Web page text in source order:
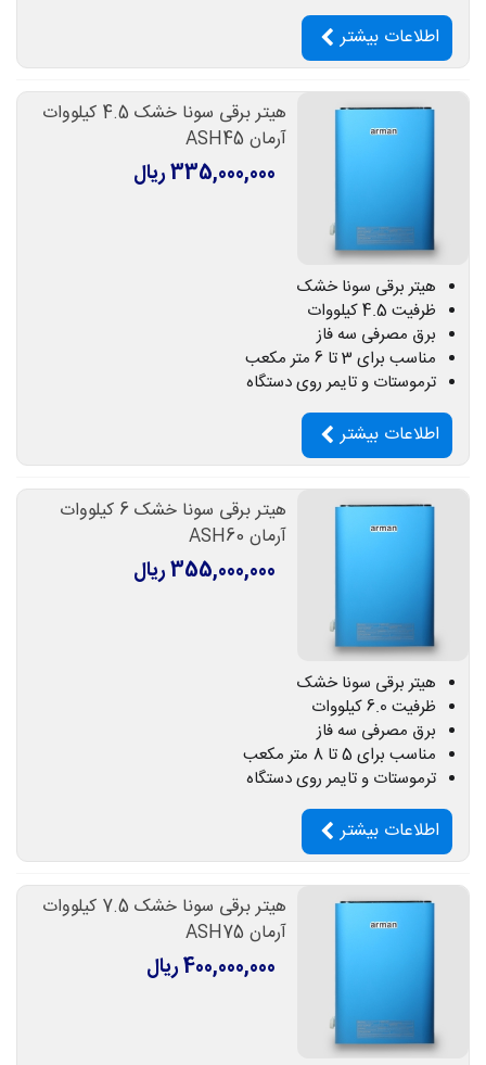
اطلاعات بیشتر
هیتر برقی سونا خشک 4.5 کیلووات
آرمان ASH45
335,000,000 ریال
هیتر برقی سونا خشک
ظرفیت 4.5 کیلووات
برق مصرفی سه فاز
مناسب برای 3 تا 6 متر مکعب
ترموستات و تایمر روی دستگاه
اطلاعات بیشتر
هیتر برقی سونا خشک 6 کیلووات
آرمان ASH60
355,000,000 ریال
هیتر برقی سونا خشک
ظرفیت 6.0 کیلووات
برق مصرفی سه فاز
مناسب برای 5 تا 8 متر مکعب
ترموستات و تایمر روی دستگاه
اطلاعات بیشتر
هیتر برقی سونا خشک 7.5 کیلووات
آرمان ASH75
400,000,000 ریال